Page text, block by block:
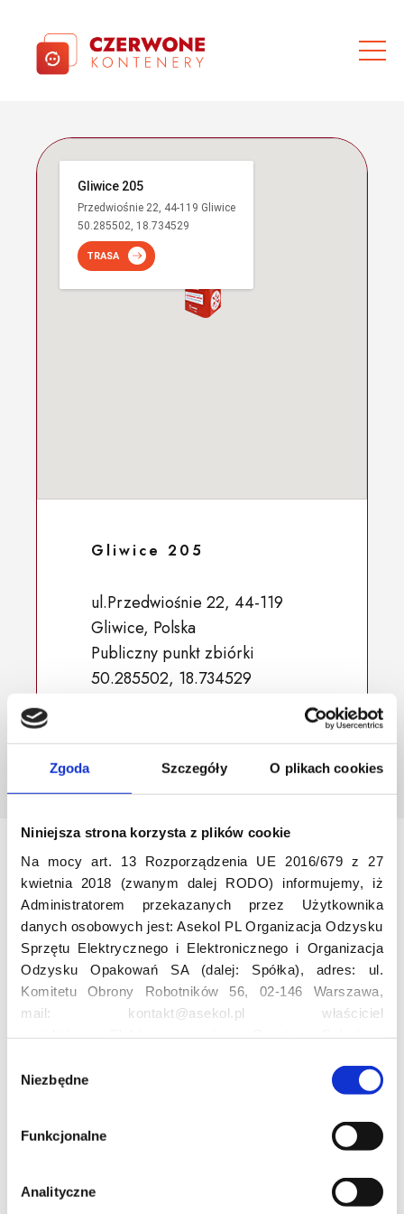
Zgoda Szczegóły O plikach cookies
Niniejsza strona korzysta z plików cookie
Na mocy art. 13 Rozporządzenia UE 2016/679 z 27
kwietnia 2018 (zwanym dalej RODO) informujemy, iż
Administratorem przekazanych przez Użytkownika
danych osobowych jest: Asekol PL Organizacja Odzysku
Sprzętu Elektrycznego i Elektronicznego i Organizacja
Odzysku Opakowań SA (dalej: Spółka), adres: ul.
Komitetu Obrony Robotników 56, 02-146 Warszawa,
mail: kontakt@asekol.pl właściciel
Asekolove. Administrator przetwarza następujące dane
osobowe Użytkowników: imię, nazwisko, adres e-mail,
numer telefonu, miasto, preferencje Użytkownika,
lokalizacja, obszar zainteresowania, dane przetwarzane
reklamowy Użytkownika, lokalizacja, identyfikator
urządzenia, data i godzina korzystania z serwisu, dane
Niezbędne
Funkcjonalne
Analityczne
Gliwice 205
Przedwiośnie 22, 44-119 Gliwice
50.285502, 18.734529
TRASA
Gliwice 205
ul.Przedwiośnie 22, 44-119
Gliwice, Polska
Publiczny punkt zbiórki
50.285502, 18.734529
Odwiedź nas
Edukacja
Projekt edukacyjny F(RE)Ecykling – FREEducation
Profesjonalna i Bezpieczna Utylizacja Elektroodpadów